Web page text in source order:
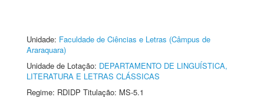
Unidade: Faculdade de Ciências e Letras (Câmpus de
Araraquara)
Unidade de Lotação: DEPARTAMENTO DE LINGUÍSTICA,
LITERATURA E LETRAS CLÁSSICAS
Regime: RDIDP Titulação: MS-5.1